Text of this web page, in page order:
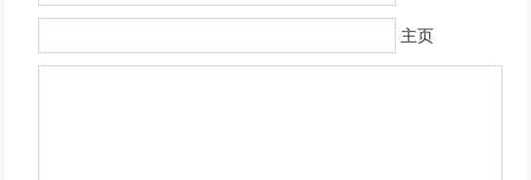
主页